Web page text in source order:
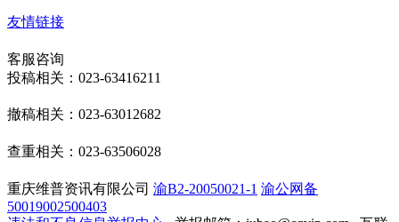
友情链接
客服咨询
投稿相关：023-63416211
撤稿相关：023-63012682
查重相关：023-63506028
重庆维普资讯有限公司 渝B2-20050021-1 渝公网备
50019002500403